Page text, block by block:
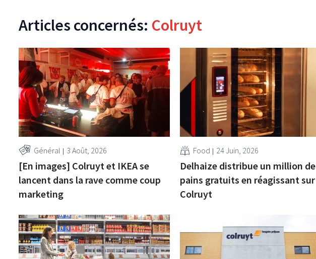
Articles concernés: Colruyt
Général 3 Août, 2026
[En images] Colruyt et IKEA se
lancent dans la rave comme coup
marketing
Food 24 Juin, 2026
Delhaize distribue un million de
pains gratuits en réagissant sur
Colruyt